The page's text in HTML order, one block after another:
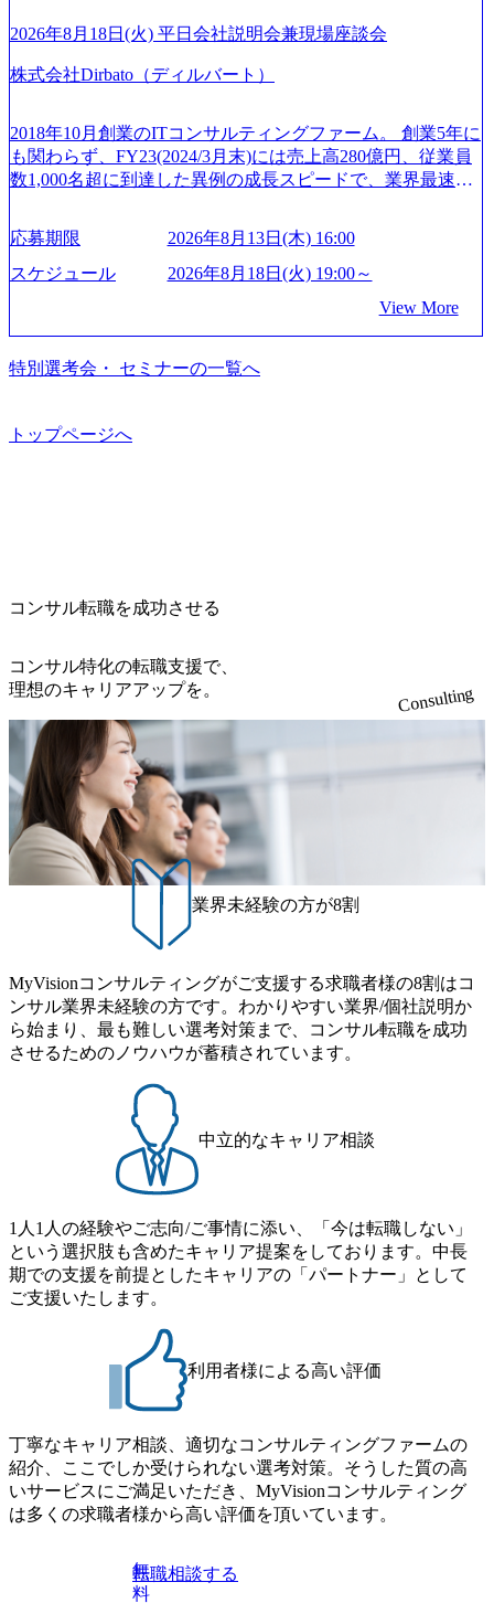
ページ (https://www.xspear.co.jp/career/interviews/) 戦略だけの
から”のコンサルの在り方 (https://www.businessinsider.jp/articl
を取得 (https://www.agara.co.jp/article/382811) シンプレクスと
Xspear Consultingが、東京都港区の行政手続き100%デジタル
化を支援 (https://www.afpbb.com/articles/-/3520247) 【未経験
流工程、先端技術を学べる環境 【コンサルファーム経験
者】 ・専門領域に軸足を置きながら、他領域にもチャレン
ジできる環境 ・タイトルアップでのオファー ・現職ファー
ムより高いオファー年収 ・実力主義でプロモーションでき
る（ダブルスキップもあり） ・週に1度のアサインｍｔｇで
こまめに社員のキャリアについて検討してもらえる。結
果、なりたいキャリアを反映できるｐｊにアサインしても
るため、エンジニアの視点からも協業しクライアントへ価
keto_kajita/)） 多様なメンバー、多様なプロジェクトによる
も関わらず、外資系戦略コンサルティングファームや総合
系コンサルティングファームをはじめ、メーカー、ITベン
チャー、外資系金融機関など多彩な出自で構成されてお
り、常に刺激を受けながらプロジェクトワークが可能 総合
コンサルティングファームの名の通り、全方位のクライア
ントに対して様々なプロジェクトが存在しており、手を上
げれば常に新しいテーマのチャレンジ機会を提供している
（ワンプール制） そのため、全体の離職率10％以下、未経
験3年未満の離職率は0％と驚異の定着率を誇る 大手ファー
ムと同水準以上の報酬制度であり、ファーム経験者の場合
は、転職時報酬アップが基本 強く「個人」の成⾧を重視す
るカルチャーであり、昇進に枠もなく、今ならReadyになれ
ば上がれる環境となっている 安定した経営環境の下、コン
できる 豊富な経験を持つコンサル経験者の場合は、自らチ
ームを立ち上げることが可能 裁量をもった営業活動、デリ
バリー活動ができる(スタートアップとの協業、新規ソリュ
ーションの開発 など) シンプレクスの顧客基盤、エンジニ
できる 2026年8月21日(金) 19:30〜21:30 (19:20開場) 2026年8
月12日(水) 16:00 ※参加状況によっては抽選とさせていただ
く可能性がございます。 このたび、ファーム経験者の方を
対象にした懇親会形式の採用イベント「サロンイベント」
を開催いたします。 カジュアルな場で現場社員と直接交流
できる機会ですので、ぜひご参加ください。 当日はXspear
Consulting代表取締役の早田とMDやその他現場社員が複数
名参加する予定です！ ●費用 : 無料 虎ノ門ヒルズ付近 ※詳
細な場所については参加者の方へ個別でご連絡いたしま
す。 コンサルファームにてマネージャー以上の職務を担当
ュ休暇は、規程で定める勤続年数ごとに、連続5日のリフレ
ッシュ休暇を取得できます。 【育児や子の看護、介護など
の制度】 育児休暇： 対象：小学校1年修了時の3月31日まで
日2時間15分まで、始業・終業時刻の繰り上げ・繰り下げが
可能 子の看護休暇： 子1人につき5日まで取得でき、1時間
単位で取得することも可能 家族看護休暇： 5日まで取得で
度など】 独身寮：富山事業所の近くに、白風寮と青風寮の2
つの寮があり、以下の入居基準を満たす方が入居可能で
す。 ＜入居基準＞ ・満33歳までの独身者 ・自宅から勤務地
までの通勤総時間が2時間を超えること 住宅手当： 本社の
なるため、入居基準を満たす女性には住宅手当を支給しま
による引っ越し費用は、会社が負担します。 2026年8月18日
※顔出しは不要です。ご質問頂く際のみ、顔出ししていた
となり、平均3000万～4000万の年収となる 内訳としては個
成活躍させるためのナレッジシェアおよび丁寧なOJTを欠か
19:30～ 所要時間 : 約1時間 2026年8月13日(木) 16:00 ＼応募
意思不問・業界未経験歓迎！／ M&A承継機構のビジョンや
業務内容、実際の働き方について詳しくお伝えするオンラ
イン説明会を開催いたします。 M&A業界に興味があり、ま
業界の情報を集めたい 働くイメージを具体的に知りたい M
&A業界にご興味がある方、転職を少しでもお考えの方はも
ちろん、情報収集をしたい方でも歓迎です。お気軽にご参
加ください。 当日は、質疑応答のお時間もご用意しており
ます。 是非、説明会にてお話できることを楽しみにしてお
ります。 説明会後にアンケート回答をお願いいたします。
オンライン(Google meets)
2026年8月18日(火) 平日会社説明会兼現場座談会
株式会社Dirbato（ディルバート）
2018年10月創業のITコンサルティングファーム。 創業5年に
も関わらず、FY23(2024/3月末)には売上高280億円、従業員
数1,000名超に到達した異例の成長スピードで、業界最速と
成⻑を遂げている。 現在コンサルティングファームでは外
資も含めて売上高TOP10にランクインしている。 主力事業
はITコンサルティング。幅広い業界の大企業を中心に、IT
支援している。 他方、インキュベーション事業を手掛けて
いるのも同社の特徴であり、 自社で新規事業開発も手掛け
つつ、複数社への出資～ハンズオン支援も行っている。 (参
ングファームや、Slerなどから優秀層が多数ジョイン。 http
ている。 <u>ワンプール制</u>を取っており、業界の枠に縛
り、<u>営業活動に工数を割かれることなくデリバリーに注
力可能</u> 従業員満足度を非常に重視しており、意にそぐ
わないプロジェクトにアサインされてしまった場合、半強
制的に別のプロジェクトに異動することが可能。その結
果、<u>退職率も10%程度</u>(他社平均は2～30%程度) 残業
時間は<u>平均30時間程度。</u>バリューが出ていないから
残業代をつけさせないといったことはしない DE&Iにおいて
は女性活用や外国人/高齢者/障碍者などさまざまなバックグ
ラウンドを持つメンバーの働く環境を整えている SDGsの推
進にも積極的で、プロボノ支援等を行っている 部活動も活
発で、多くのクラブが立ち上がっており、さまざまな役
職・所属・組織を超えて社員間のネットワーク形成・交流
の場となっている <u>教育・研修プログラムが非常に充実</
番組があり、新卒紹介、会社の七不思議紹介等、規模が大
きくなっていく中で社員同士のつながりを広げる取り組み
もしている 今後の成長戦略として海外展開を見据えてい
る。足元のグローバル案件割合は10%程度だが、英語が得
ンスも大きい。 代表インタビュー https://note.com/dirbato/n/n0
a040c36b128 Forbes JAPAN BrandVoice Studio 「使命はテクノ
ロジーで企業の可能性を引き出すこと。日本に求められるI
Tコンサルタントという伴走者」 https://forbesjapan.com/article
s/detail/67452 Forbes JAPAN BrandVoice Studio 「コンサル業
界におけるIT人材価値再興。Dirbatoの最前線パートナーが
切り開くテクノロジーの変革」 https://forbesjapan.com/articles/
preview/68657?preview=TAI1oir8Coe5Df3zuZhtd24YfH72/Zzdm
BTIEMOnWUWREjOFLO1IL1KPEi4dgCbb Forbes JAPAN Bra
ndVoice Studio 「求めるのは、競争と連帯 。IT特化の急成長
ファーム・Dirbatoの社員支援」 https://forbesjapan.com/articles/
detail/69848 MyViision企業インタビュー① https://my-vision.co.
jp/consulting-firm/dirbato/interview01 MyViision企業インタビュ
ー② https://my-vision.co.jp/consulting-firm/dirbato/interview02 20
26年8月18日(火) 19:00開始～最長20:00終了 2026年8月13日
(木) 16:00 当日はDirbatoの現役トップコンサルタントが業界
動向を踏まえ、コンサルティング市場の最新トレンドをお
伝えいたします。コンサルティング業界への転職を迷われ
ている方や情報収集を行いたい方のご参加も歓迎です。更
ンサルタントも登壇しますので、当社へ気になることや転
職後のご不安な事はその場でご質問いただけますので、ぜ
応募期限
2026年8月13日(木) 16:00
スケジュール
2026年8月18日(火) 19:00～
View More
特別選考会・ セミナーの一覧へ
トップページへ
コンサル転職を成功させる
コンサル特化の転職支援で、
理想のキャリアアップを。
Consulting
業界未経験の方が8割
MyVisionコンサルティングがご支援する求職者様の8割はコ
ンサル業界未経験の方です。わかりやすい業界/個社説明か
ら始まり、最も難しい選考対策まで、コンサル転職を成功
させるためのノウハウが蓄積されています。
中立的なキャリア相談
1人1人の経験やご志向/ご事情に添い、「今は転職しない」
という選択肢も含めたキャリア提案をしております。中長
期での支援を前提としたキャリアの「パートナー」として
ご支援いたします。
利用者様による高い評価
丁寧なキャリア相談、適切なコンサルティングファームの
紹介、ここでしか受けられない選考対策。そうした質の高
いサービスにご満足いただき、MyVisionコンサルティング
は多くの求職者様から高い評価を頂いています。
無
料
転職相談する